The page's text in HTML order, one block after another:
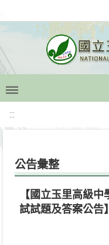
:::
公告彙整
【國立玉里高級
試試題及答案公告】